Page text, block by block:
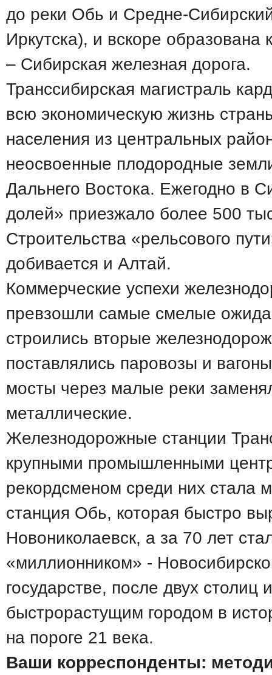
до реки Обь и Средне-
Иркутска), и вскоре
– Сибирская железная дорога.
Транссибирская магистраль
всю экономическую жизнь
населения из центральных
неосвоенные плодородные
Дальнего Востока. Ежегодно в
долей» приезжало более 500
Строительства «рельсового
добивается и Алтай.
Коммерческие успехи
превзошли самые смелые
строились вторые
поставлялись паровозы и
мосты через малые реки
металлические.
Железнодорожные станции
крупными промышленными
рекордсменом среди них стала
станция Обь, которая быстро
Новониколаевск, а за 70 лет
«миллионником» -
государстве, после двух столиц
быстрорастущим городом в
на пороге 21 века.
Ваши корреспонденты: